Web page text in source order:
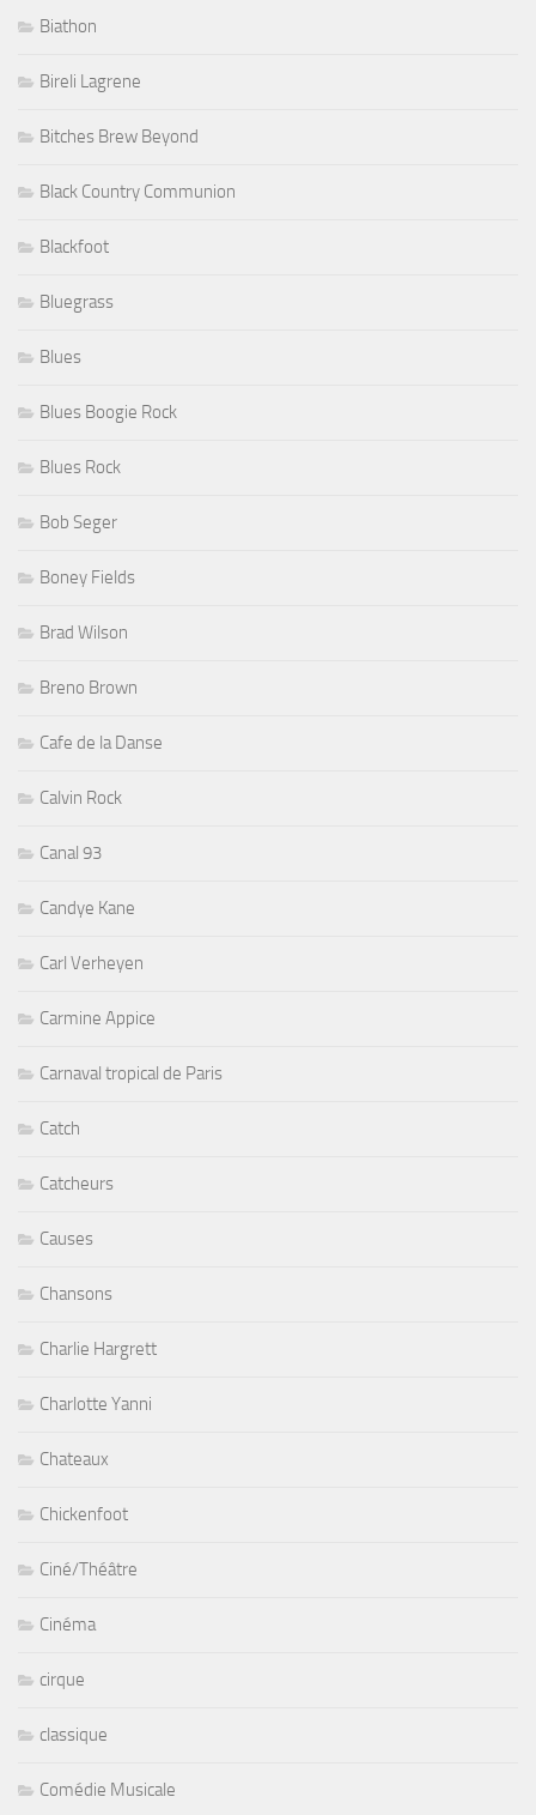
Biathon
Bireli Lagrene
Bitches Brew Beyond
Black Country Communion
Blackfoot
Bluegrass
Blues
Blues Boogie Rock
Blues Rock
Bob Seger
Boney Fields
Brad Wilson
Breno Brown
Cafe de la Danse
Calvin Rock
Canal 93
Candye Kane
Carl Verheyen
Carmine Appice
Carnaval tropical de Paris
Catch
Catcheurs
Causes
Chansons
Charlie Hargrett
Charlotte Yanni
Chateaux
Chickenfoot
Ciné/Théâtre
Cinéma
cirque
classique
Comédie Musicale